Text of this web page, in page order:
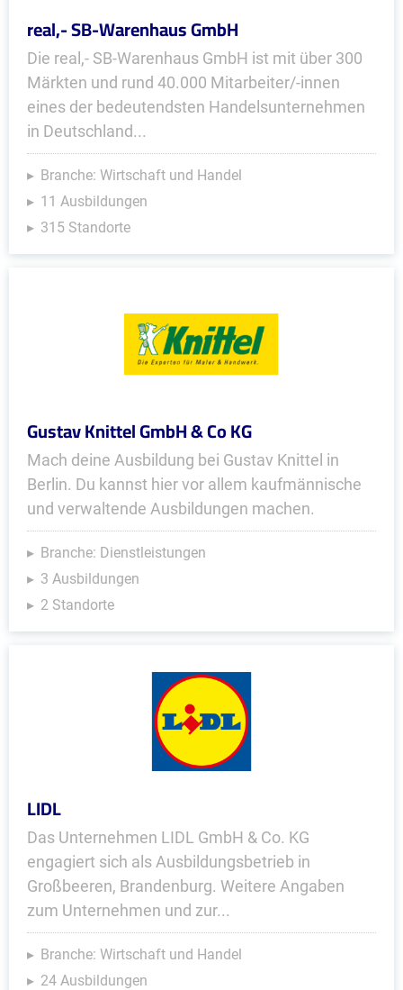
real,- SB-Warenhaus GmbH
Die real,- SB-Warenhaus GmbH ist mit über 300
Märkten und rund 40.000 Mitarbeiter/-innen
eines der bedeutendsten Handelsunternehmen
in Deutschland...
Branche: Wirtschaft und Handel
11 Ausbildungen
315 Standorte
Gustav Knittel GmbH & Co KG
Mach deine Ausbildung bei Gustav Knittel in
Berlin. Du kannst hier vor allem kaufmännische
und verwaltende Ausbildungen machen.
Branche: Dienstleistungen
3 Ausbildungen
2 Standorte
LIDL
Das Unternehmen LIDL GmbH & Co. KG
engagiert sich als Ausbildungsbetrieb in
Großbeeren, Brandenburg. Weitere Angaben
zum Unternehmen und zur...
Branche: Wirtschaft und Handel
24 Ausbildungen